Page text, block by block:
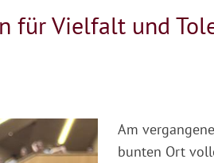
für Vielfalt und
Am
bunten Ort